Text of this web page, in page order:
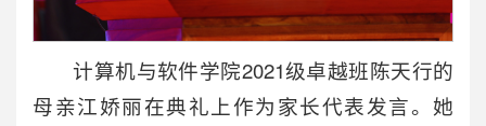
计算机与软件学院2021级卓越班陈天行的
母亲江娇丽在典礼上作为家长代表发言。她